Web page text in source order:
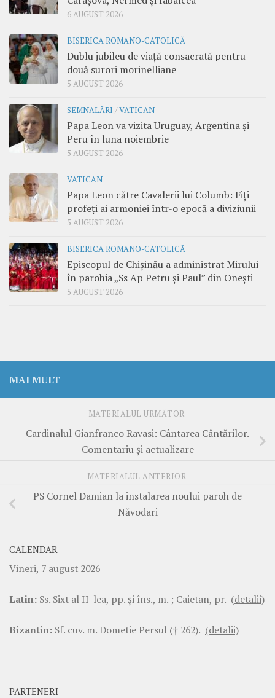
6 AUGUST 2026
BISERICA ROMANO-CATOLICĂ
Dublu jubileu de viață consacrată pentru
două surori morinelliane
5 AUGUST 2026
SEMNALĂRI /VATICAN
Papa Leon va vizita Uruguay, Argentina și
Peru în luna noiembrie
5 AUGUST 2026
VATICAN
Papa Leon către Cavalerii lui Columb: Fiți
profeți ai armoniei într-o epocă a diviziunii
5 AUGUST 2026
BISERICA ROMANO-CATOLICĂ
Episcopul de Chișinău a administrat Mirului
în parohia „Ss Ap Petru și Paul” din Onești
5 AUGUST 2026
MAI MULT
MATERIALUL URMĂTOR
Cardinalul Gianfranco Ravasi: Cântarea Cântărilor.
Comentariu și actualizare
MATERIALUL ANTERIOR
PS Cornel Damian la instalarea noului paroh de
Năvodari
CALENDAR
Vineri, 7 august 2026
Latin: Ss. Sixt al II-lea, pp. şi îns., m. ; Caietan, pr. (detalii)
Bizantin: Sf. cuv. m. Dometie Persul († 262). (detalii)
PARTENERI